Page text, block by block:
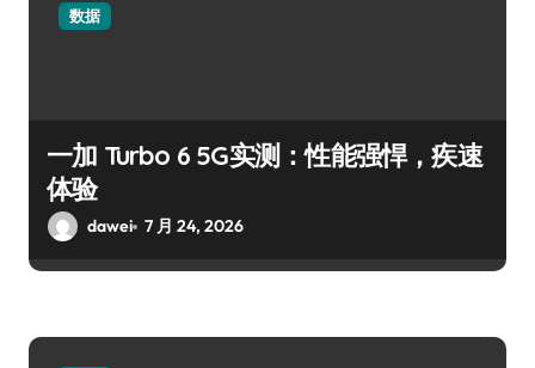
数据
一加 Turbo 6 5G实测：性能强悍，疾速
体验
dawei 7 月 24, 2026